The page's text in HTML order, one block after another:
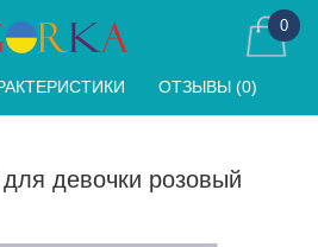
0
девочки розовый
ОТЗЫВЫ (0)